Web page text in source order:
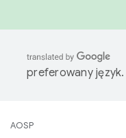
preferowany język.
AOSP